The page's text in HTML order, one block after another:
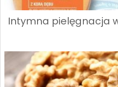
Intymna pielęgnacja